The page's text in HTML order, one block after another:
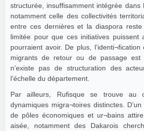
structurée, insuffisamment intégrée dans
notamment celle des collectivités
entre ces dernières et la diaspora
limitée pour que ces initiatives puissent
pourraient avoir. De plus,
migrants de retour ou de passage est
n’existe pas de structuration des
l’échelle du département.
Par ailleurs, Rufisque se trouve au
dynamiques migra¬toires distinctes.
de pôles économiques et ur¬bains
aisée, notamment des Dakarois